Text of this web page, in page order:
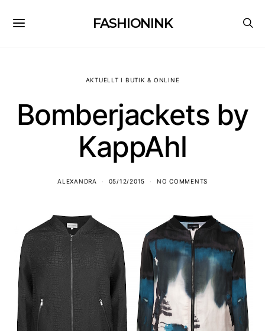
FASHIONINK
AKTUELLT I BUTIK & ONLINE
Bomberjackets by
KappAhl
ALEXANDRA 05/12/2015 NO COMMENTS